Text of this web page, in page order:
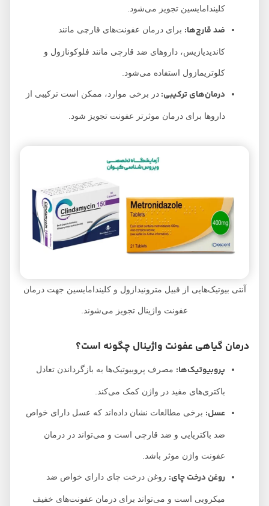
کلیندامایسین تجویز می‌شود.
ضد قارچ‌ها:برای درمان عفونت‌های قارچی مانند
کاندیدیازیس، داروهای ضد قارچی مانند فلوکونازول و
کلوتریمازول استفاده می‌شود.
درمان‌های ترکیبی:در برخی موارد، ممکن است ترکیبی از
داروها برای درمان موثرتر عفونت تجویز شود.
آنتی بیوتیک‌هایی از قبیل مترونیدازول و کلیندامایسین جهت درمان
عفونت واژینال تجویز می‌شوند.
درمان گیاهی عفونت واژینال چگونه است؟
پروبیوتیک‌ها:مصرف پروبیوتیک‌ها به بازگرداندن تعادل
باکتری‌های مفید در واژن کمک می‌کند.
عسل:برخی مطالعات نشان داده‌اند که عسل دارای خواص
ضد باکتریایی و ضد قارچی است و می‌تواند در درمان
عفونت واژن موثر باشد.
روغن درخت چای: روغن درخت چای دارای خواص ضد
میکروبی است و می‌تواند برای درمان عفونت‌های خفیف